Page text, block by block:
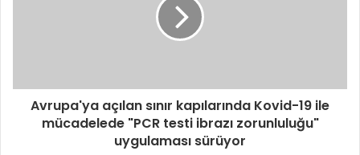
Avrupa'ya açılan sınır kapılarında Kovid-19 ile
mücadelede "PCR testi ibrazı zorunluluğu"
uygulaması sürüyor